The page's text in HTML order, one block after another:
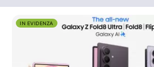
IN EVIDENZA